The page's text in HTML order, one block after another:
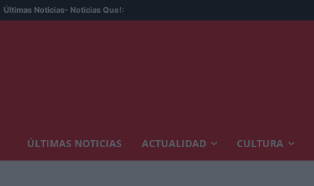
Últimas Noticias- Noticias Que!:
ÚLTIMAS NOTICIAS ACTUALIDAD CULTURA